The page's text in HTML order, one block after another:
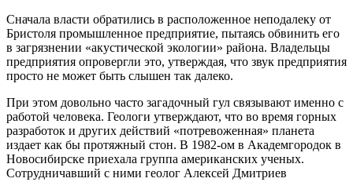
Сначала власти обратились в расположенное неподалеку от
Бристоля промышленное предприятие, пытаясь обвинить его
в загрязнении «акустической экологии» района. Владельцы
предприятия опровергли это, утверждая, что звук предприятия
просто не может быть слышен так далеко.
При этом довольно часто загадочный гул связывают именно с
работой человека. Геологи утверждают, что во время горных
разработок и других действий «потревоженная» планета
издает как бы протяжный стон. В 1982-ом в Академгородок в
Новосибирске приехала группа американских ученых.
Сотрудничавший с ними геолог Алексей Дмитриев